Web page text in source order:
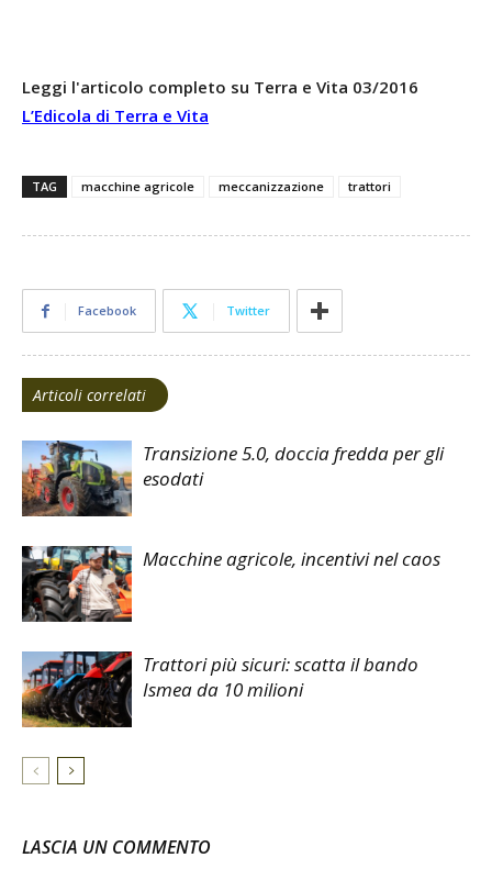
Leggi l'articolo completo su Terra e Vita 03/2016
L’Edicola di Terra e Vita
TAG macchine agricole meccanizzazione trattori
Facebook Twitter
Articoli correlati
Transizione 5.0, doccia fredda per gli
esodati
Macchine agricole, incentivi nel caos
Trattori più sicuri: scatta il bando
Ismea da 10 milioni
LASCIA UN COMMENTO